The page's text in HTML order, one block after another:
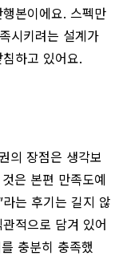
본이에요. 스펙만
시키려는 설계가
하고 있어요.
의 장점은 생각보
은 본편 만족도예
는 후기는 길지 않
적으로 담겨 있어
충분히 충족했